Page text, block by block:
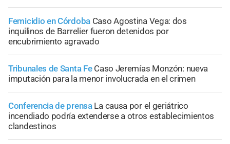
Femicidio en Córdoba Caso Agostina Vega: dos
inquilinos de Barrelier fueron detenidos por
encubrimiento agravado
Tribunales de Santa Fe Caso Jeremías Monzón: nueva
imputación para la menor involucrada en el crimen
Conferencia de prensa La causa por el geriátrico
incendiado podría extenderse a otros establecimientos
clandestinos